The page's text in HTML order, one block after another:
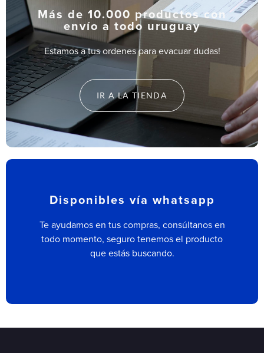
Más de 10.000 productos con
envío a todo uruguay
Estamos a tus ordenes para evacuar dudas!
IR A LA TIENDA
Disponibles vía whatsapp
Te ayudamos en tus compras, consúltanos en
todo momento, seguro tenemos el producto
que estás buscando.